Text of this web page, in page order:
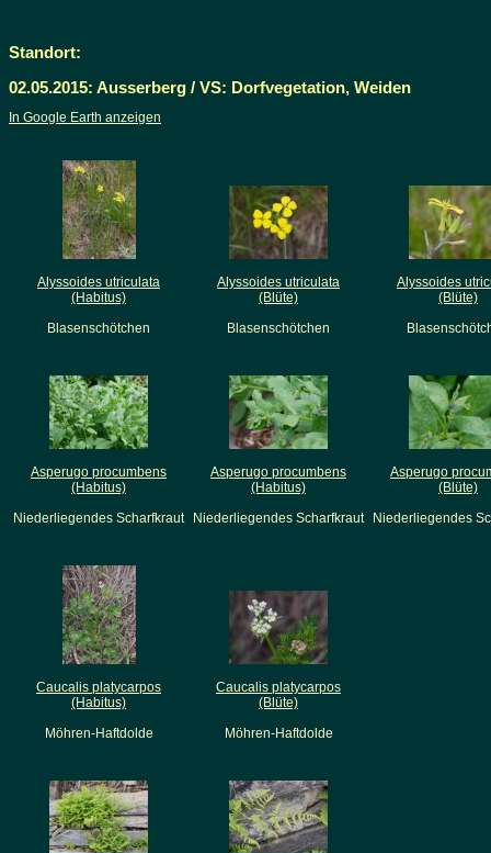
Standort:
02.05.2015: Ausserberg / VS: Dorfvegetation, Weiden
In Google Earth anzeigen
Alyssoides utriculata
(Habitus)
Blasenschötchen
Alyssoides utriculata
(Blüte)
Blasenschötchen
Alyssoides
(Blüte)
Asperugo procumbens
(Habitus)
Niederliegendes Scharfkraut
Asperugo procumbens
(Habitus)
Niederliegendes Scharfkraut
Asperugo
(Blüte)
Niederliegendes
Caucalis platycarpos
(Habitus)
Möhren-Haftdolde
Caucalis platycarpos
(Blüte)
Möhren-Haftdolde